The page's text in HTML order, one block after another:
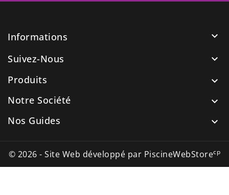
Informations

Suivez-Nous

Produits

Notre Société

Nos Guides

© 2026 - Site Web développé par PiscineWebStorecp